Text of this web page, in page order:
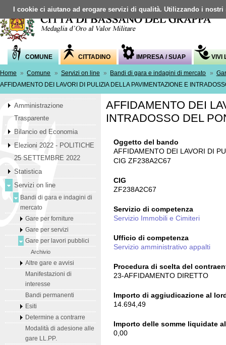
COMUNE CITTADINO IMPRESA / SUAP VIVI
Home » Comune » Servizi on line » Bandi di gara e indagini di mercato »
AFFIDAMENTO DEI LAVORI DI PULIZIA DELLA PAVIMENTAZIONE E
Amministrazione
Trasparente
Bilancio ed Economia
Elezioni 2022 - POLITICHE
25 SETTEMBRE 2022
Statistica
Servizi on line
Bandi di gara e indagini di
mercato
Gare per forniture
Gare per servizi
Gare per lavori pubblici
Archivio
Altre gare e avvisi
Manifestazioni di
interesse
Bandi permanenti
Esiti
Determine a contrarre
Modalità di adesione alle
gare LL.PP.
AFFIDAMENTO DEI
INTRADOSSO DEL
Oggetto del bando
AFFIDAMENTO DEI LAVORI DI
CIG ZF238A2C67
CIG
ZF238A2C67
Servizio di competenza
Servizio Immobili e Cimiteri
Ufficio di competenza
Servizio amministrativo appalti
Procedura di scelta del
23-AFFIDAMENTO DIRETTO
Importo di aggiudicazione al
14.694,49
Importo delle somme liquidate
0,00
I cookie ci aiutano ad erogare servizi di qualità. Utilizzando i